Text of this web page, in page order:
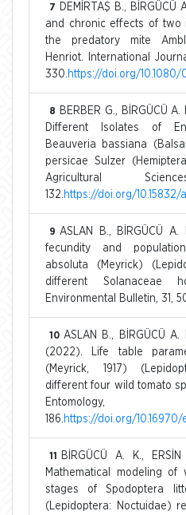
7
DEMİRTAŞ B.,
and chronic effects of two
the predatory mite
Henriot. International
330. https://doi.org/
8
BERBER G., BİRGÜCÜ
Different Isolates of
Beauveria bassiana
persicae Sulzer
Agricultural
132. https://doi.org/
9 ASLAN B., BİRGÜCÜ
fecundity and
absoluta (Meyrick)
different Solanaceae
Environmental Bulletin, 31,
10 ASLAN B., BİRGÜCÜ A.
(2022). Life table
(Meyrick, 1917)
different four wild tomato
186. https://doi.org/10.16970/
11
BİRGÜCÜ A. K.,
Mathematical modeling
stages of Spodoptera
(Lepidoptera: Noctuidae)